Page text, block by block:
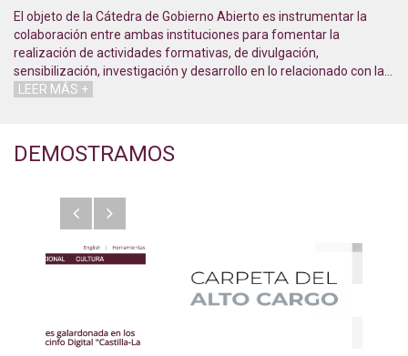
El objeto de la Cátedra de Gobierno Abierto es instrumentar la
colaboración entre ambas instituciones para fomentar la
realización de actividades formativas, de divulgación,
sensibilización, investigación y desarrollo en lo relacionado con la…
LEER MÁS +
DEMOSTRAMOS
AnteriorSiguiente